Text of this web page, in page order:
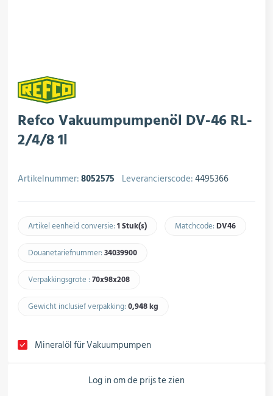
Airconditioning
Appendages
Regelapparatuur & schakelkasten
Leidingcomponenten
Refco Vakuumpumpenöl DV-46 RL-
2/4/8 1l
Artikelnummer:8052575 Leverancierscode:4495366
Artikel eenheid conversie:1 Stuk(s) Matchcode:DV46​
Douanetariefnummer:34039900​
Verpakkingsgrote :70x98x208​
Gewicht inclusief verpakking:0,948 kg​
Mineralöl für Vakuumpumpen
Log in om de prijs te zien